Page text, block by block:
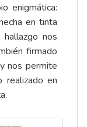
enigmática:
en tinta
nos
firmado
nos permite
realizado en